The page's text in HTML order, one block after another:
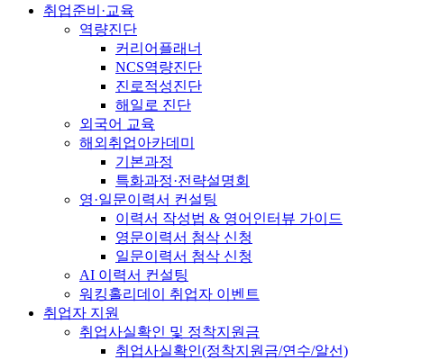
취업준비·교육
역량진단
커리어플래너
NCS역량진단
진로적성진단
해일로 진단
외국어 교육
해외취업아카데미
기본과정
특화과정·전략설명회
영·일문이력서 컨설팅
이력서 작성법 & 영어인터뷰 가이드
영문이력서 첨삭 신청
일문이력서 첨삭 신청
AI 이력서 컨설팅
워킹홀리데이 취업자 이벤트
취업자 지원
취업사실확인 및 정착지원금
취업사실확인(정착지원금/연수/알선)